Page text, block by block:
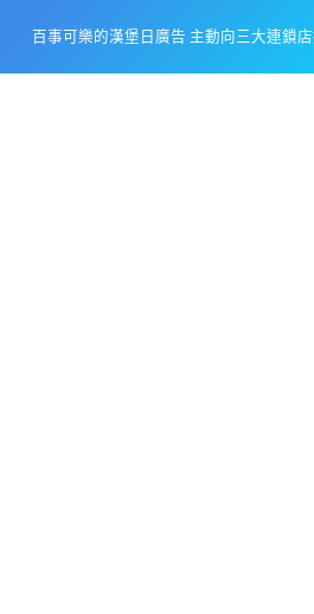
content
百事可樂的漢堡日廣告 主動向三大連鎖